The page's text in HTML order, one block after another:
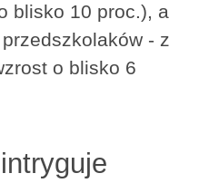
blisko 10 proc.), a
- z
o blisko 6